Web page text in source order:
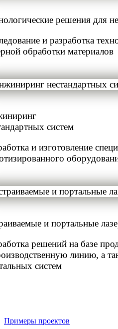
решения для
и разработка
обработки материалов
систем
и изготовление
и портальные
решений на базе
линию, а
систем
Примеры проектов